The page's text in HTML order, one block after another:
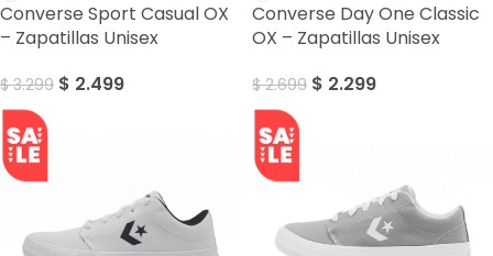
Converse Sport Casual OX
– Zapatillas Unisex
$3.299 $ 2.499
Converse Day One Classic
OX – Zapatillas Unisex
$2.699 $ 2.299